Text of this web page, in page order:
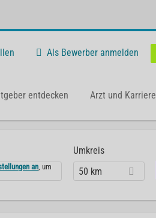
Als Bewerber anmelden
entdecken Arzt und Karriere
an, um
Umkreis
50 km